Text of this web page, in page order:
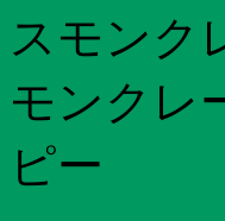
スモンク
モンクレ
ピー